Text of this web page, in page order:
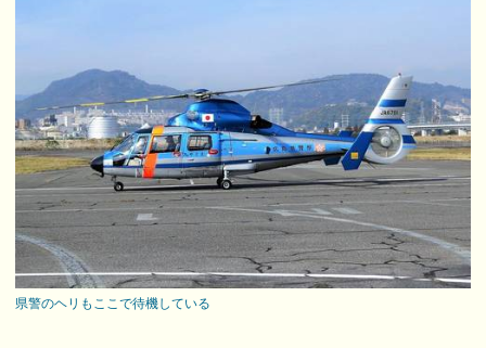
県警のヘリもここで待機している